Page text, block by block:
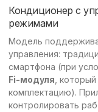
Кондиционер с
режимами
Модель
управления:
смартфона (при
Fi-модуля,
комплектацию).
контролировать